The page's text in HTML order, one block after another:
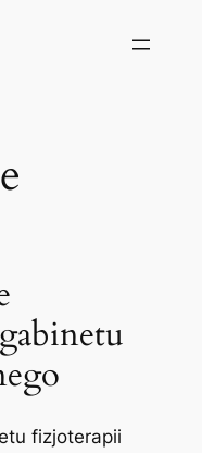
fizjoterapii